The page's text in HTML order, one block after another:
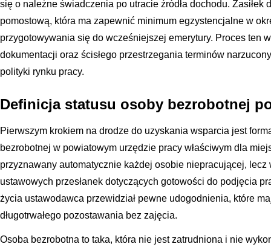
się o należne świadczenia po utracie źródła dochodu. Zasiłek
pomostową, która ma zapewnić minimum egzystencjalne w
przygotowywania się do wcześniejszej emerytury. Proces ten
dokumentacji oraz ścisłego przestrzegania terminów
polityki rynku pracy.
Definicja statusu osoby bezrobotnej
Pierwszym krokiem na drodze do uzyskania wsparcia jest
bezrobotnej w powiatowym urzędzie pracy właściwym dla
przyznawany automatycznie każdej osobie niepracującej, lecz
ustawowych przesłanek dotyczących gotowości do podjęcia
życia ustawodawca przewidział pewne udogodnienia, które
długotrwałego pozostawania bez zajęcia.
Osoba bezrobotna to taka, która nie jest zatrudniona i nie